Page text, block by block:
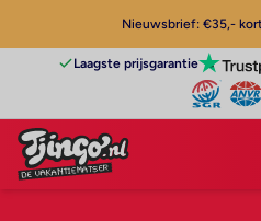
Nieuwsbrief: €35,-
Laagste prijsgarantie